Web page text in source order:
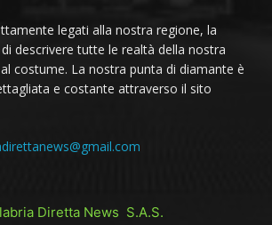
legati alla nostra regione, la
descrivere tutte le realtà della nostra
costume. La nostra punta di diamante è
e costante attraverso il sito
Diretta News S.A.S.